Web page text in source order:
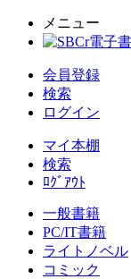
メニュー
会員登録
検索
ログイン
マイ本棚
検索
ﾛｸﾞｱｳﾄ
一般書籍
PC/IT書籍
ライトノベル
コミック